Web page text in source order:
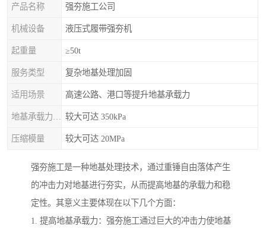
产品名称 强夯施工公司
机械设备 液压式履带强夯机
起重量 ≥50t
服务类型 复杂地基处理加固
适用场景 高速公路、港口等提升地基承载力
较大可达 350kPa
压缩模量 较大可达 20MPa
强夯施工是一种地基处理技术，通过重锤自由落体产生
的冲击力对地基进行夯实，从而提高地基的承载力和稳
定性。其意义主要体现在以下几个方面：
1. 提高地基承载力：强夯施工通过巨大的冲击力使地基